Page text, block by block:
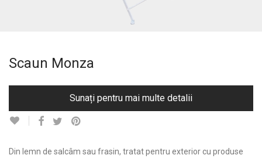
Scaun Monza
Sunați pentru mai multe detalii
Din lemn de salcâm sau frasin, tratat pentru exterior cu produse